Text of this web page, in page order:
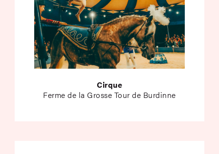
Cirque
Ferme de la Grosse Tour de Burdinne